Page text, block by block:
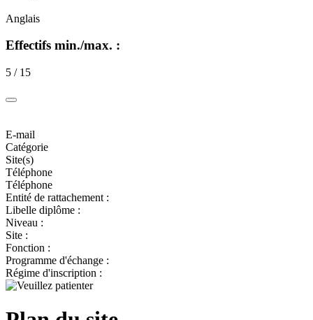
Anglais
Effectifs min./max. :
5 / 15
E-mail
Catégorie
Site(s)
Téléphone
Téléphone
Entité de rattachement :
Libelle diplôme :
Niveau :
Site :
Fonction :
Programme d'échange :
Régime d'inscription :